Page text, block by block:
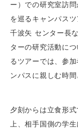
ー）での研究室訪
を巡るキャンパス
千波矢 センター長
ターの研究活動に
るツアーでは、参
ンパスに親しむ時間
夕刻からは立食形
上、相手国側の学